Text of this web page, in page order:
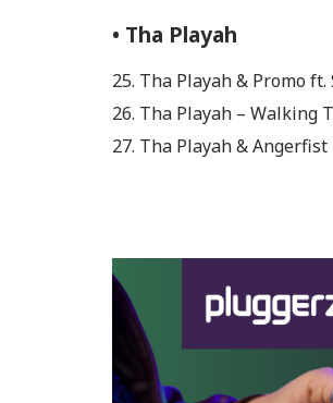
• Tha Playah
25. Tha Playah & Promo
26. Tha Playah – Walking
27. Tha Playah & Angerfist